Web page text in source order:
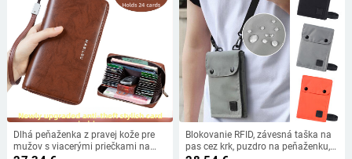
Dlhá peňaženka z pravej kože pre
mužov s viacerými priečkami na
Blokovanie RFID, závesná taška na
pas cez krk, puzdro na peňaženku,